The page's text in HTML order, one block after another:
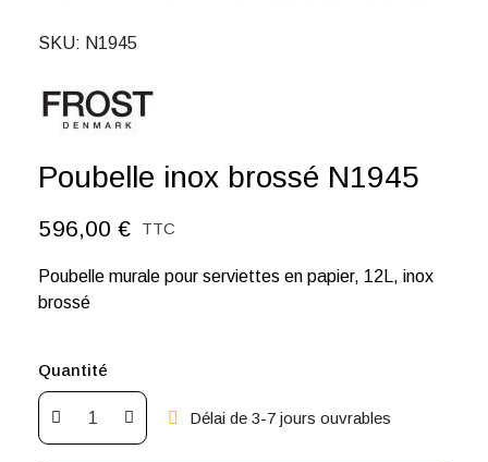
SKU N1945
Poubelle inox brossé N1945
596,00 € TTC
Poubelle murale pour serviettes en papier, 12L, inox
brossé
Quantité
Délai de 3-7 jours ouvrables